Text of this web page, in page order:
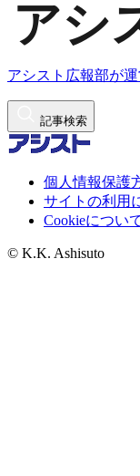
アシスト広報部が
記事検索
個人情報保護
サイトの利用
Cookieについ
© K.K. Ashisuto